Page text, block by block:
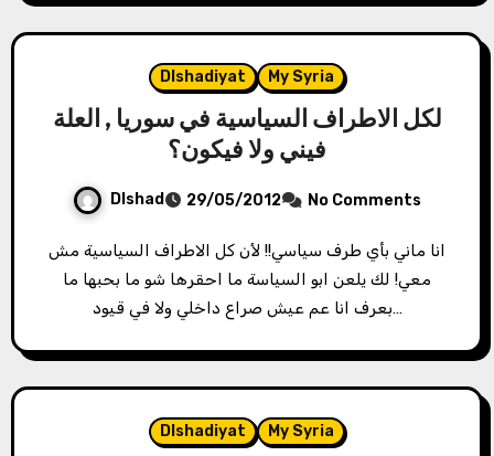
Dlshadiyat My Syria
لكل الاطراف السياسية في سوريا , العلة
فيني ولا فيكون؟
Dlshad 29/05/2012 No Comments
انا ماني بأي طرف سياسي!! لأن كل الاطراف السياسية مش
معي! لك يلعن ابو السياسة ما احقرها شو ما بحبها ما
بعرف انا عم عيش صراع داخلي ولا في قيود…
Dlshadiyat My Syria